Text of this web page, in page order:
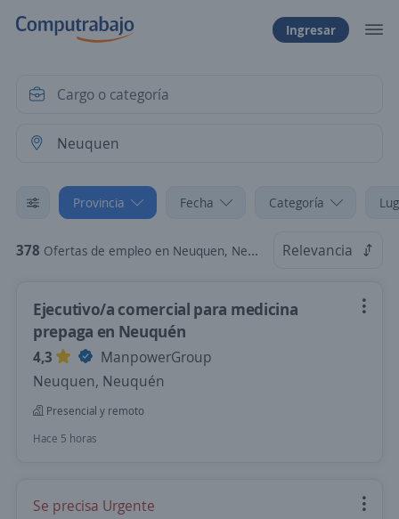
Ingresar
Provincia Fecha Categoría
378 Ofertas de empleo en Neuquen, Neuquén Relevancia
Ejecutivo/a comercial para medicina
prepaga en Neuquén
4,3
ManpowerGroup
Neuquen, Neuquén
Presencial y remoto
Hace 5 horas
Se precisa Urgente